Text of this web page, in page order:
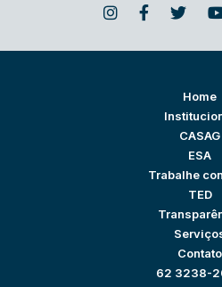
Home
CASAG
ESA
Trabalhe
TED
Contato
62 3238-